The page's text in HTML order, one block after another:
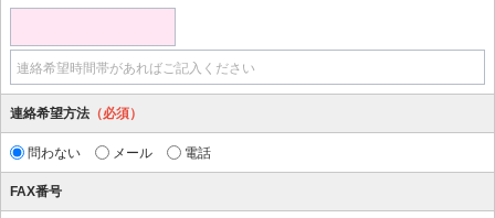
連絡希望時間帯があればご記入ください
連絡希望方法 （必須）
問わない メール 電話
FAX番号